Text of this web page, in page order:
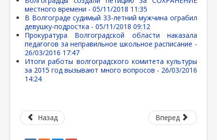
местного времени - 05/11/2018 11:35
В Волгограде судимый 33-летний мужчина ограбил
девушку-подростка - 05/11/2018 09:12
Прокуратура Волгоградской области наказала
педагогов за неправильное школьное расписание -
26/03/2016 17:47
Итоги работы волгоградского комитета культуры
за 2015 год вызывают много вопросов - 26/03/2016
14:24
Назад Вперед